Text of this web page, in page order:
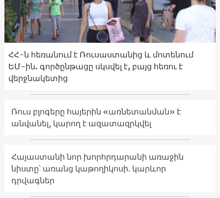
ՀՀ-ն հեռանում է Ռուսաստանից և մոտենում
ԵՄ-ին. գործընթացը սկսվել է, բայց հեռու է
վերջնակետից
Ռուս բլոգերը հայերին «առնետանման» է
անվանել, կարող է ազատազրկվել
Հայաստանի նոր խորհրդարանի առաջին
նիստը՝ առանց կաթողիկոսի. կարևոր
դրվագներ